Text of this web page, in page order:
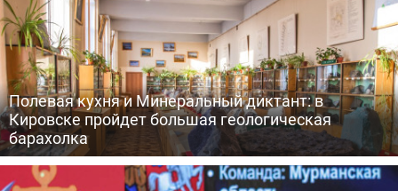
Полевая кухня и Минеральный диктант: в
Кировске пройдет большая геологическая
барахолка